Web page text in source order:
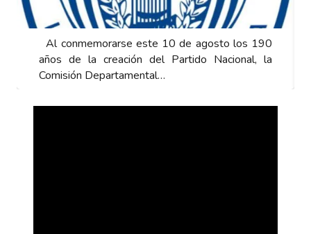
Al conmemorarse este 10 de agosto los 190
años de la creación del Partido Nacional, la
Comisión Departamental…